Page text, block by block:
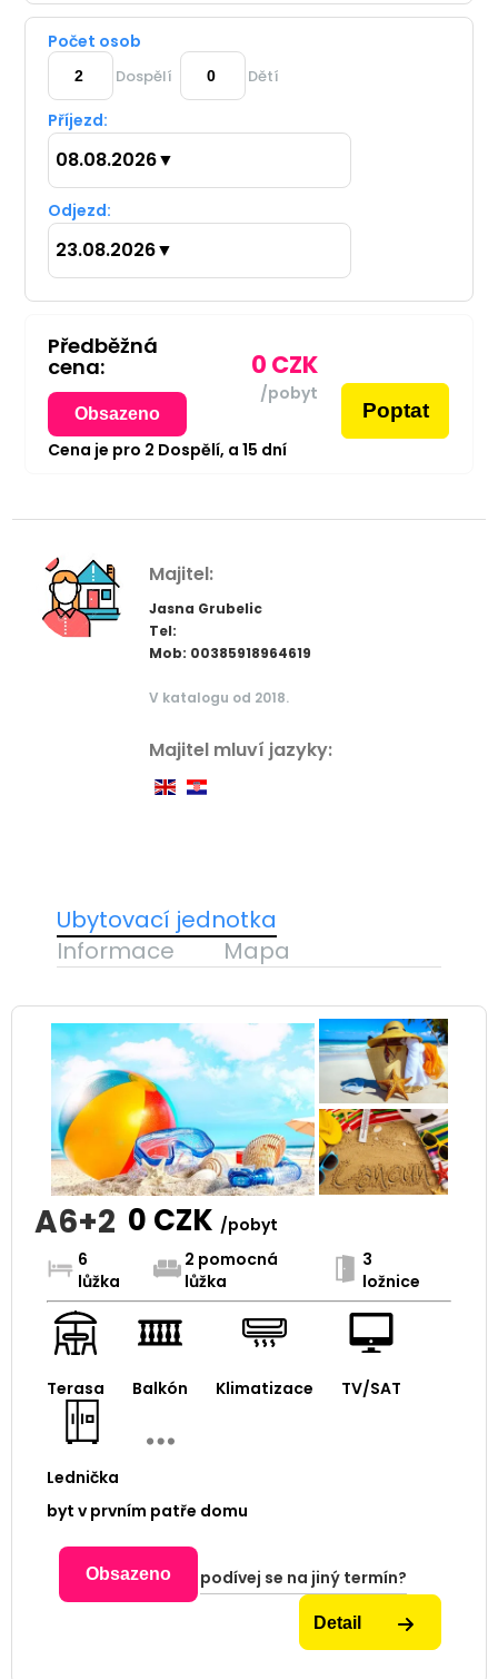
Počet osob
Dospělí Dětí
Příjezd:
08.08.2026▼
Odjezd:
23.08.2026▼
Předběžná
cena:
Obsazeno
0 CZK
/pobyt
Poptat
Cena je pro 2 Dospělí, a 15 dní
Majitel:
Jasna Grubelic
Tel:
Mob: 00385918964619
V katalogu od 2018.
Majitel mluví jazyky:
Ubytovací jednotka
Informace
Mapa
A6+2 0 CZK /pobyt
6
lůžka
2 pomocná
lůžka
3
ložnice
Terasa Balkón Klimatizace TV/SAT
Lednička
byt v prvním patře domu
Obsazeno podívej se na jiný termín?
Detail